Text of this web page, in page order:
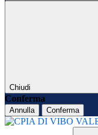
Chiudi
Conferma
Annulla Conferma